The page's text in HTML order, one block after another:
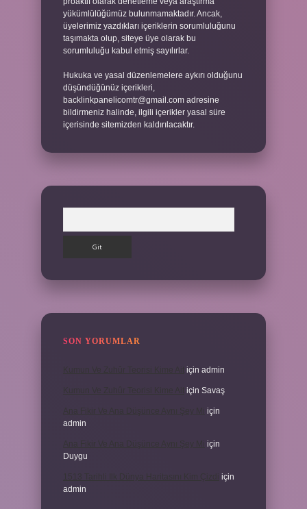
yükümlülüğümüz bulunmamaktadır. Ancak,
üyelerimiz yazdıkları içeriklerin sorumluluğunu
taşımakta olup, siteye üye olarak bu
sorumluluğu kabul etmiş sayılırlar.
Hukuka ve yasal düzenlemelere aykırı olduğunu
düşündüğünüz içerikleri,
backlinkpanelicomtr@gmail.com adresine
bildirmeniz halinde, ilgili içerikler yasal süre
içerisinde sitemizden kaldırılacaktır.
SON YORUMLAR
için admin
için Savaş
için
admin
için
Duygu
1513 Tarihli Ilk Dünya Haritasını Kim Çizdi
için
admin